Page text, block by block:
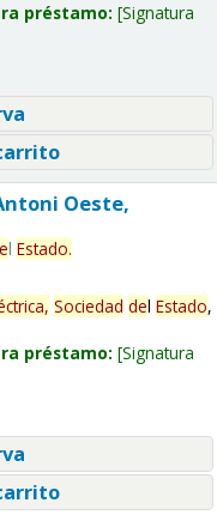
préstamo: Signatura
Oeste,
l Estado.
Sociedad del Estado,
préstamo: Signatura